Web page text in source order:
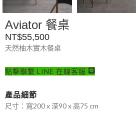
Aviator 餐桌
NT$55,500
天然柚木實木餐桌
點擊聯繫 LINE 在線客服
產品細節
尺寸：寬200 x 深90 x 高75 cm